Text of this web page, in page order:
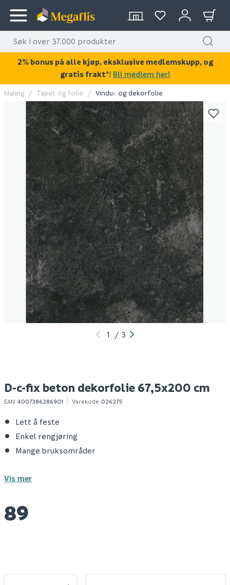
KAN DISSE VÆRE AV INTERESSE?
D-c-fix do-it-yourself-
100
1-10 stk
Klikk & Hent
D-c-fix concrete
dekorfolie 67,5x200
cm
89
1-10 stk
Klikk & Hent
Maling Tapet og folie Vindu- og dekorfolie
1 / 3
D-c-fix beton dekorfolie 67,5x200 cm
EAN 4007386286901 Varekode 026275
Lett å feste
Enkel rengjøring
Mange bruksområder
Vis mer
89
2% bonus på alle kjøp, eksklusive medlemskupp, og
gratis frakt*! Bli medlem her!